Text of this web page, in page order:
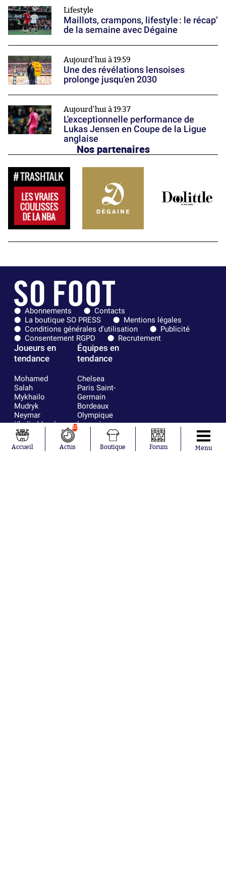
Lifestyle
Maillots, crampons, lifestyle : le récap’
de la semaine avec Dégaine
Aujourd'hui à 19:59
Une des révélations lensoises
prolonge jusqu'en 2030
Aujourd'hui à 19:37
L'exceptionnelle performance de
Lukas Jensen en Coupe de la Ligue
anglaise
Nos partenaires
Abonnements
Contacts
La boutique SO PRESS
Mentions légales
Conditions générales d'utilisation
Publicité
Consentement RGPD
Recrutement
Joueurs en
tendance
Mohamed
Salah
Mykhailo
Mudryk
Neymar
Khalis Merah
Loïs Openda
Moussa
Niakhaté
Équipes en
tendance
Chelsea
Paris Saint-
Germain
Bordeaux
Olympique
lyonnais
FIFA
Real Madrid
RC Strasbourg
Accueil
10
Actus Boutique Forum Menu